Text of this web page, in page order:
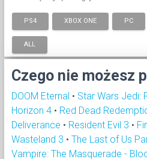
PS4 XBOX ONE PC
ALL
Czego nie możesz
DOOM Eternal • Star Wars Jedi:
Horizon 4 • Red Dead
Deliverance • Resident Evil 3 •
Wasteland 3 • The Last of Us
Vampire: The Masquerade -